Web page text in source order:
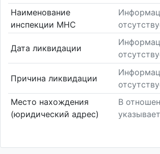
Наименование
инспекции МНС
Дата ликвидации
Причина ликвидации
Место нахождения
(юридический адрес)
В